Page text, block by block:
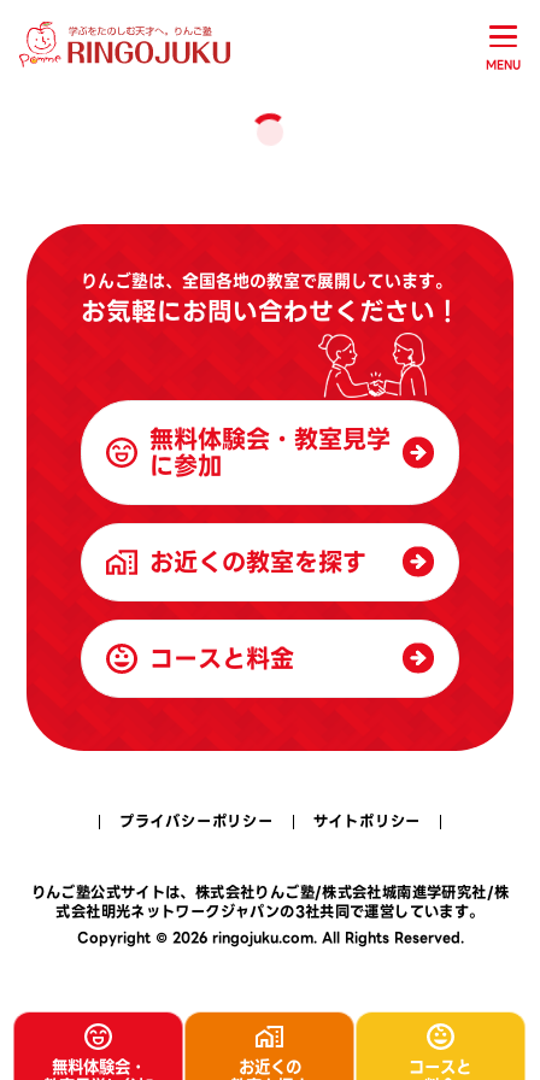
MENU
無料体験会・ お近くの コースと
りんご塾は、全国各地の教室で展開しています。
お気軽にお問い合わせください！
無料体験会・教室見学
に参加
お近くの教室を探す
コースと料金
プライバシーポリシー サイトポリシー
りんご塾公式サイトは、 株式会社りんご塾/株式会社城南進学研究社/株
式会社明光ネットワークジャパンの3社共同で運営しています。
Copyright © 2026 ringojuku.com. All Rights Reserved.